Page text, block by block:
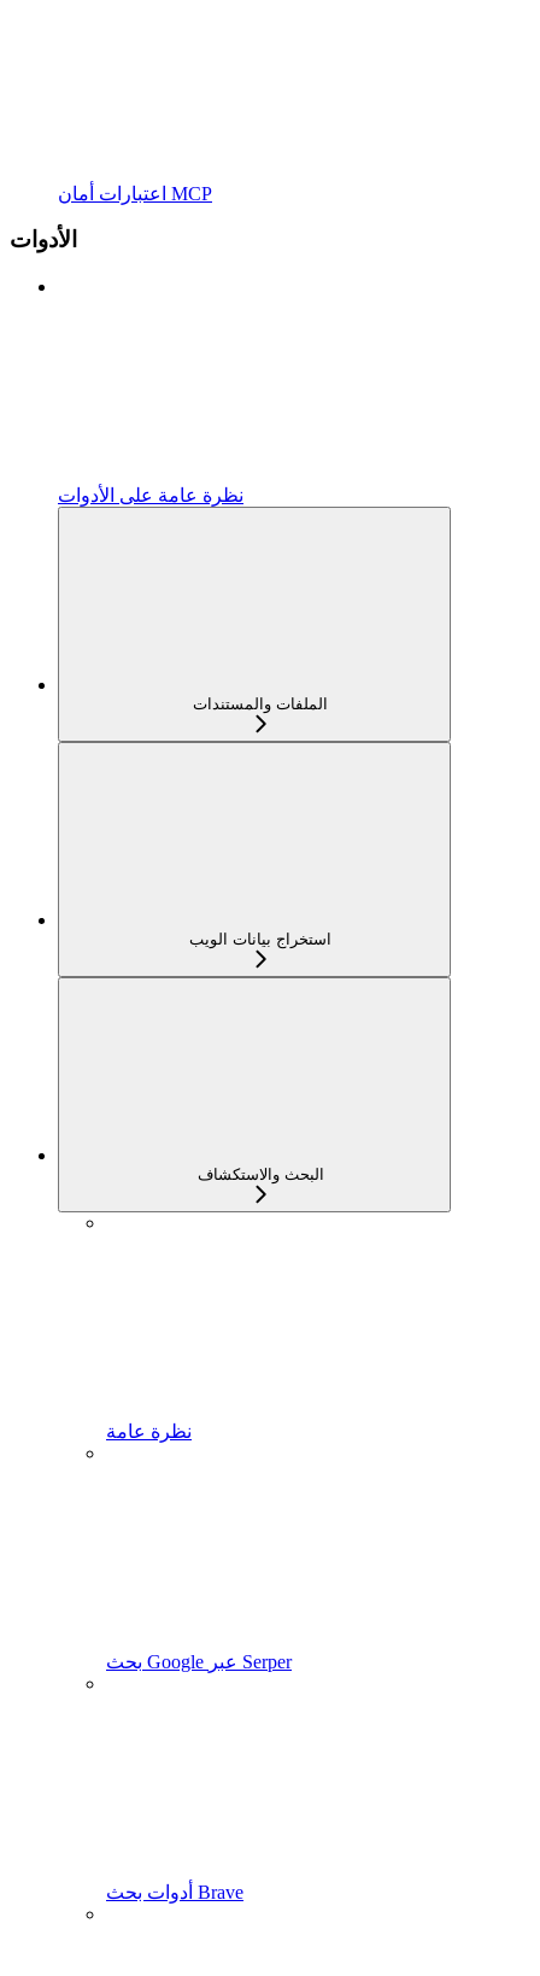
اعتبارات أمان MCP
الأدوات
نظرة عامة على الأدوات
الملفات والمستندات
استخراج بيانات الويب
البحث والاستكشاف
نظرة عامة
بحث Google عبر Serper
أدوات بحث Brave